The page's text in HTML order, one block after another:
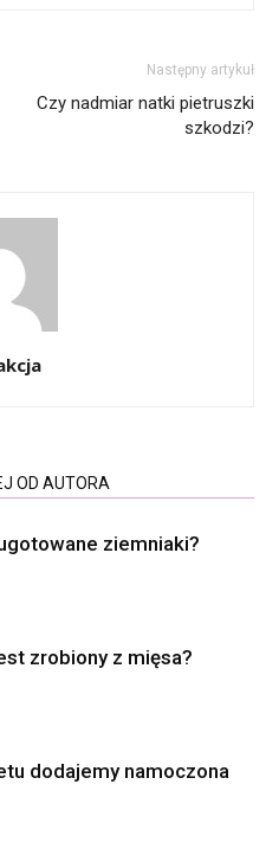
Następny artykuł
Czy nadmiar natki pietruszki
szkodzi?
OD AUTORA
ziemniaki?
zrobiony z mięsa?
dodajemy namoczona